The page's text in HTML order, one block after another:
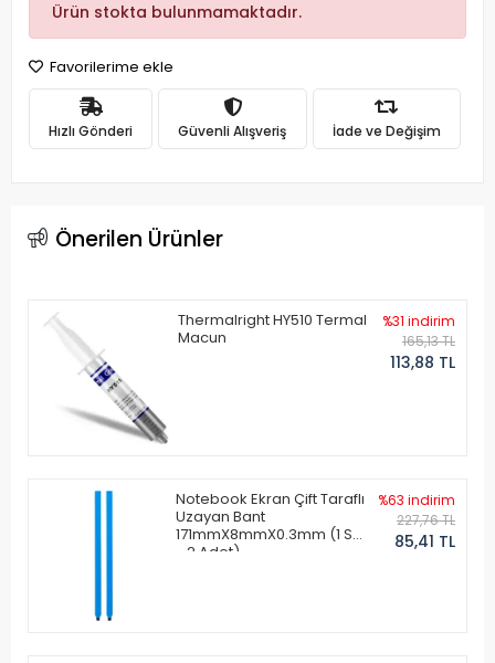
Ürün stokta bulunmamaktadır.
Favorilerime ekle
Hızlı Gönderi Güvenli Alışveriş İade ve Değişim
Önerilen Ürünler
Thermalright HY510 Termal
Macun
%31 indirim
165,13 TL
113,88 TL
Notebook Ekran Çift Taraflı
Uzayan Bant
171mmX8mmX0.3mm (1 Set
- 2 Adet)
%63 indirim
227,76 TL
85,41 TL